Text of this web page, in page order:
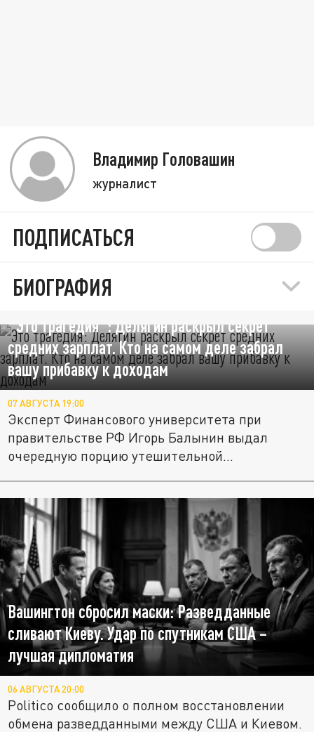
Владимир Головашин
журналист
ПОДПИСАТЬСЯ
БИОГРАФИЯ
"Это трагедия": Делягин раскрыл секрет
средних зарплат. Кто на самом деле забрал
вашу прибавку к доходам
07 АВГУСТА 19:00
Эксперт Финансового университета при
правительстве РФ Игорь Балынин выдал
очередную порцию утешительной...
Вашингтон сбросил маски: Разведданные
сливают Киеву. Удар по спутникам США –
лучшая дипломатия
06 АВГУСТА 20:00
Politico сообщило о полном восстановлении
обмена разведданными между США и Киевом.